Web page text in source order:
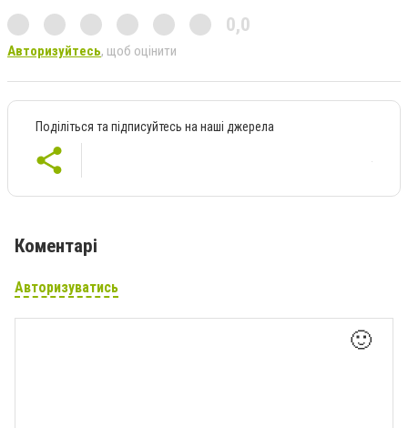
0,0
Авторизуйтесь, щоб оцінити
Поділіться та підписуйтесь на наші джерела
Коментарі
Авторизуватись
🙂